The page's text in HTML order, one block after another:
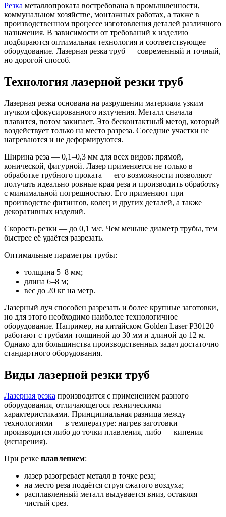
Резка металлопроката востребована в промышленности,
коммунальном хозяйстве, монтажных работах, а также в
производственном процессе изготовления деталей различного
назначения. В зависимости от требований к изделию
подбираются оптимальная технология и соответствующее
оборудование. Лазерная резка труб — современный и точный,
но дорогой способ.
Технология лазерной резки труб
Лазерная резка основана на разрушении материала узким
пучком сфокусированного излучения. Металл сначала
плавится, потом закипает. Это бесконтактный метод, который
воздействует только на место разреза. Соседние участки не
нагреваются и не деформируются.
Ширина реза — 0,1–0,3 мм для всех видов: прямой,
конической, фигурной. Лазер применяется не только в
обработке трубного проката — его возможности позволяют
получать идеально ровные края реза и производить обработку
с минимальной погрешностью. Его применяют при
производстве фитингов, колец и других деталей, а также
декоративных изделий.
Скорость резки — до 0,1 м/с. Чем меньше диаметр трубы, тем
быстрее её удаётся разрезать.
Оптимальные параметры трубы:
толщина 5–8 мм;
длина 6–8 м;
вес до 20 кг на метр.
Лазерный луч способен разрезать и более крупные заготовки,
но для этого необходимо наиболее технологичное
оборудование. Например, на китайском Golden Laser P30120
работают с трубами толщиной до 30 мм и длиной до 12 м.
Однако для большинства производственных задач достаточно
стандартного оборудования.
Виды лазерной резки труб
Лазерная резка производится с применением разного
оборудования, отличающегося техническими
характеристиками. Принципиальная разница между
технологиями — в температуре: нагрев заготовки
производится либо до точки плавления, либо — кипения
(испарения).
При резке плавлением:
лазер разогревает металл в точке реза;
на место реза подаётся струя сжатого воздуха;
расплавленный металл выдувается вниз, оставляя
чистый срез.